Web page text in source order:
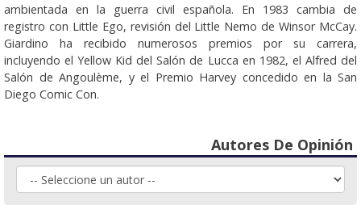
ambientada en la guerra civil española. En 1983 cambia de
registro con Little Ego, revisión del Little Nemo de Winsor McCay.
Giardino ha recibido numerosos premios por su carrera,
incluyendo el Yellow Kid del Salón de Lucca en 1982, el Alfred del
Salón de Angoulème, y el Premio Harvey concedido en la San
Diego Comic Con.
Autores De Opinión